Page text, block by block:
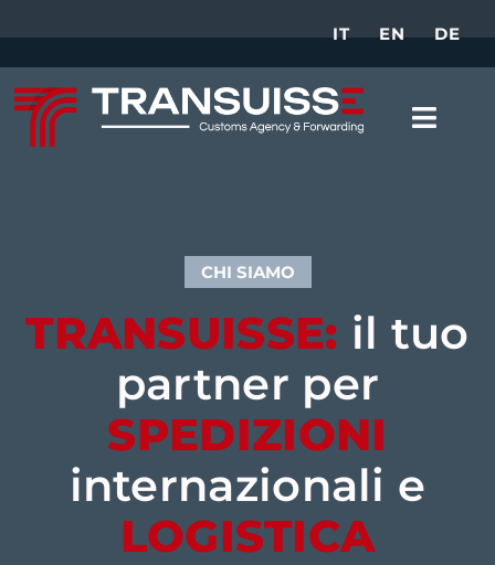
IT EN DE
CHI SIAMO
TRANSUISSE: il tuo
partner per
SPEDIZIONI
internazionali e
LOGISTICA